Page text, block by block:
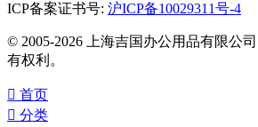
ICP备案证书号: 沪ICP备10029311号-4
© 2005-2026 上海吉国办公用品有限公
有权利。
 首页
 分类